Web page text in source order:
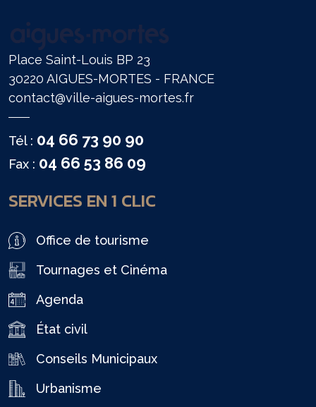
Place Saint-Louis BP 23
30220 AIGUES-MORTES - FRANCE
contact@ville-aigues-mortes.fr
Tél : 04 66 73 90 90
Fax : 04 66 53 86 09
SERVICES EN 1 CLIC
Office de tourisme
Tournages et Cinéma
Agenda
État civil
Conseils Municipaux
Urbanisme